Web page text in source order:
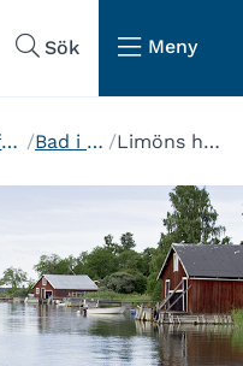
Sök
Meny
Natur och friluftsliv Bad i Gävle Limöns havsbad